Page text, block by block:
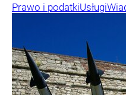
Prawo i podatkiUsługi